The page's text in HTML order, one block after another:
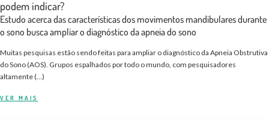
podem indicar?
Estudo acerca das características dos movimentos mandibulares durante
o sono busca ampliar o diagnóstico da apneia do sono
Muitas pesquisas estão sendo feitas para ampliar o diagnóstico da Apneia Obstrutiva
do Sono (AOS). Grupos espalhados por todo o mundo, com pesquisadores
altamente (…)
VER MAIS